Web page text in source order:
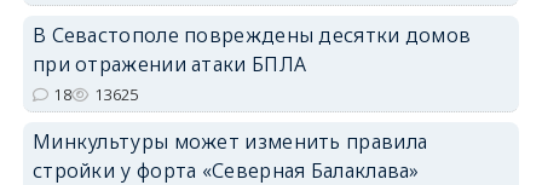
В Севастополе повреждены десятки домов
при отражении атаки БПЛА
18 13625
Минкультуры может изменить правила
стройки у форта «Северная Балаклава»